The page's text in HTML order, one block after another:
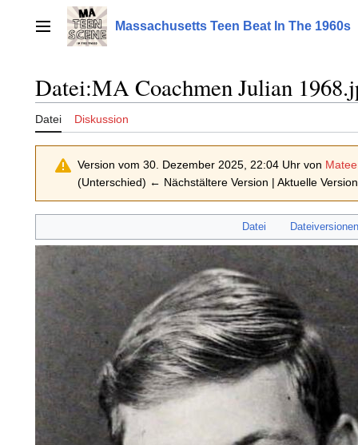
springenHauptmenü Massachusetts Teen Beat In The 1960s
Datei:MA Coachmen Julian
Datei Diskussion
Version vom 30. Dezember 2025, 22:04 Uhr von
(Unterschied) ← Nächstältere Version | Aktuelle
Datei